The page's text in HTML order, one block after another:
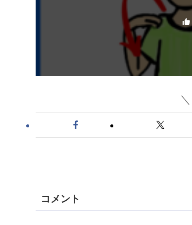
コメント